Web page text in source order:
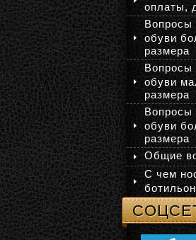
оплаты,
Вопросы
обуви
размера
Вопросы
обуви
размера
Вопросы
обуви
размера
Общие
С чем